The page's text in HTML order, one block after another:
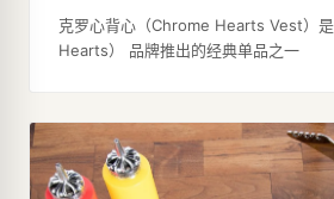
克罗心背心（Chrome Hearts Vest）
Hearts） 品牌推出的经典单品之一